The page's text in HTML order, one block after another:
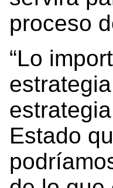
proceso
“Lo
Estado